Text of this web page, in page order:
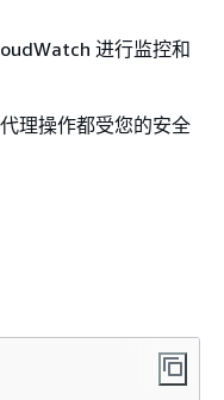
进行监控和
理操作都受您的安全